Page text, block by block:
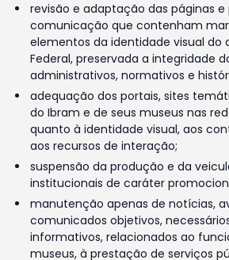
revisão e adaptação das páginas e
comunicação que contenham
elementos da identidade visual do
Federal, preservada a integridade
administrativos, normativos e
adequação dos portais, sites
do Ibram e de seus museus nas
quanto à identidade visual, aos
aos recursos de interação;
suspensão da produção e da
institucionais de caráter
manutenção apenas de notícias,
comunicados objetivos,
informativos, relacionados ao
museus, à prestação de serviços